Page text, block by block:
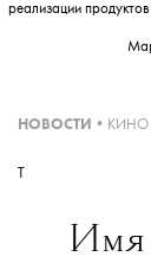
реализации
НОВОСТИ • КИНО
T
Имя